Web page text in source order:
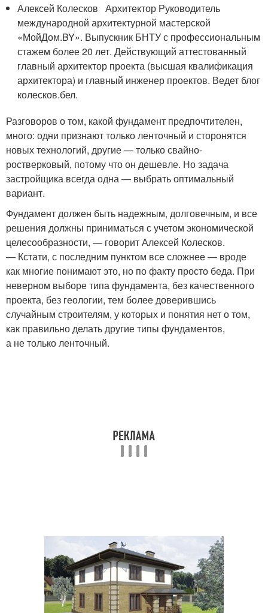
Алексей Колесков Архитектор Руководитель
международной архитектурной мастерской
«МойДом.BY». Выпускник БНТУ с профессиональным
стажем более 20 лет. Действующий аттестованный
главный архитектор проекта (высшая квалификация
архитектора) и главный инженер проектов. Ведет блог
колесков.бел.
Разговоров о том, какой фундамент предпочтителен,
много: одни признают только ленточный и сторонятся
новых технологий, другие — только свайно-
ростверковый, потому что он дешевле. Но задача
застройщика всегда одна — выбрать оптимальный
вариант.
Фундамент должен быть надежным, долговечным, и все
решения должны приниматься с учетом экономической
целесообразности, — говорит Алексей Колесков.
— Кстати, с последним пунктом все сложнее — вроде
как многие понимают это, но по факту просто беда. При
неверном выборе типа фундамента, без качественного
проекта, без геологии, тем более доверившись
случайным строителям, у которых и понятия нет о том,
как правильно делать другие типы фундаментов,
а не только ленточный.